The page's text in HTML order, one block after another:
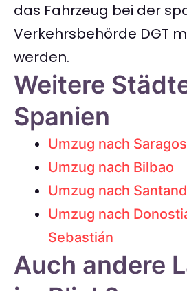
das Fahrzeug bei der
Verkehrsbehörde DGT
werden.
Weitere
Spanien
Umzug nach
Umzug nach Bilbao
Umzug nach
Umzug nach
Sebastián
Auch andere